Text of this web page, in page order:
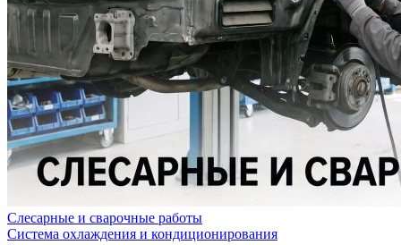
Слесарные и сварочные работы
Система охлаждения и кондиционирования